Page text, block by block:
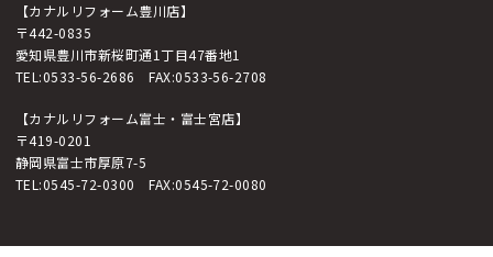
【カナルリフォーム豊川店】
〒442-0835
愛知県豊川市新桜町通1丁目47番地1
TEL:0533-56-2686 FAX:0533-56-2708
【カナルリフォーム富士・富士宮店】
〒419-0201
静岡県富士市厚原7-5
TEL:0545-72-0300 FAX:0545-72-0080